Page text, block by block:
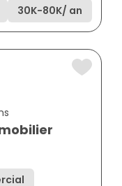
30K-80K/ an